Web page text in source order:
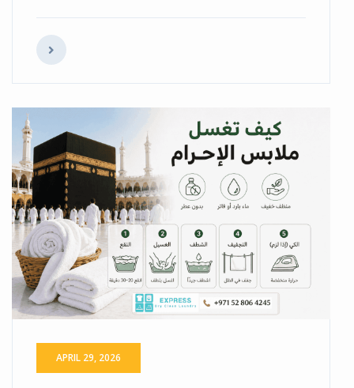
APRIL 29, 2026